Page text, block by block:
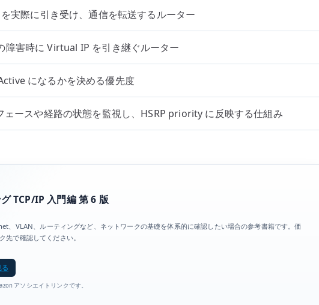
実際に引き受け、通信を転送するルーター
障害時に Virtual IP を引き継ぐルーター
になるかを決める優先度
ェースや経路の状態を監視し、HSRP priority に反映する仕組み
TCP/IP 入門編 第 6 版
、VLAN、ルーティングなど、ネットワークの基礎を体系的に確認したい場合の参考書籍です。価
先で確認してください。
アソシエイトリンクです。